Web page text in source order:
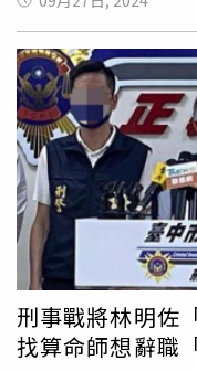
支付公司」為首，為
再以建置網站系統服
者誤信，派發虛擬帳
給賭博及詐欺網站，
則會先轉入「數支付
及詐欺網站出金及洗
公司」與其他人頭公
訂購單和顧客資料，
流是用於賭博和詐欺
回覆檢警及165系統，
博及詐欺網站款項達
8303萬元。
刑事戰將林明佐
找算命師想辭職